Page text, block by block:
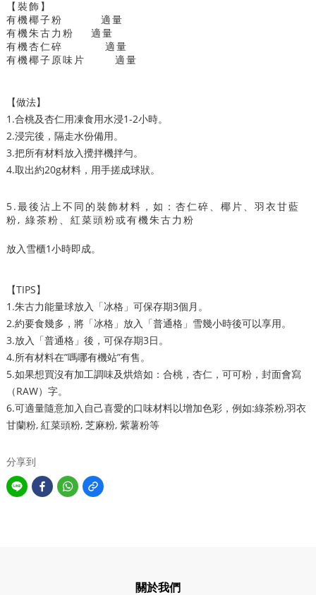
【裝飾】
有機椰子粉 適量
有機朱古力粉 適量
有機杏仁碎 適量
有機椰子原味片 適量
【做法】
1.合桃及杏仁用凍食用水浸1-2小時。
2.浸完後，隔走水份備用。
3.把所有材料放入攪拌機拌勻。
4.取出約20g材料，用手搓成球狀。
5.最後沾上不同的裝飾材料，如：杏仁碎、椰片、羽衣甘藍
粉, 綠茶粉、紅菜頭粉或有機朱古力粉
放入雪櫃1小時即成。
【TIPS】
1.朱古力能量球放入「冰格」可保存期3個月。
2.約要食幾多，將「冰格」放入「普通格」雪幾小時後可以享用。
3.放入「普通格」後，可保存期3日。
4.所有材料在”嗎哪有機站”有售。
5.如果想買沒有加工調味及烘焙如：合桃，杏仁，可可粉，封面會寫
（RAW）字。
6.可適量隨意加入自己喜愛的口味材料以增加色彩 ，例如:綠茶粉,羽衣
甘蘭粉, 紅菜頭粉, 芝麻粉, 紫薯粉等
分享到
關於我們